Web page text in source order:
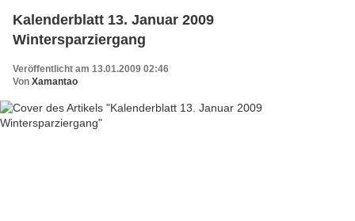
Kalenderblatt 13. Januar 2009
Wintersparziergang
Veröffentlicht am 13.01.2009 02:46
Von Xamantao